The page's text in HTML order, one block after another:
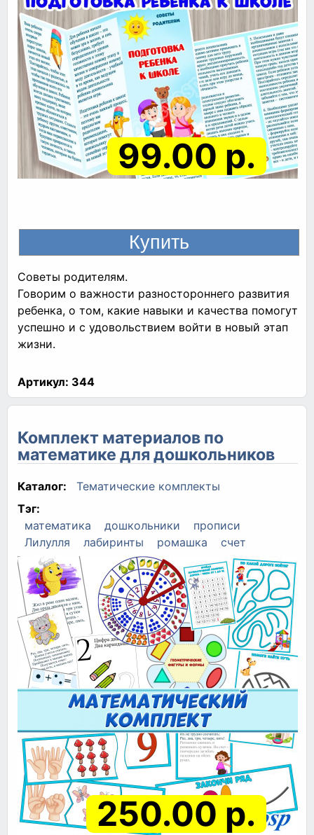
99.00 р.
Советы родителям.
Говорим о важности разностороннего развития
ребенка, о том, какие навыки и качества помогут
успешно и с удовольствием войти в новый этап
жизни.
Артикул: 344
Комплект материалов по
математике для дошкольников
Каталог:
Тематические комплекты
Тэг:
математика
дошкольники
прописи
Лилулля
лабиринты ромашка счет
250.00 р.